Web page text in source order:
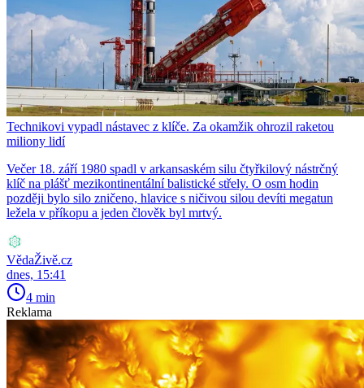
Technikovi vypadl nástavec z klíče. Za okamžik ohrozil raketou
miliony lidí
Večer 18. září 1980 spadl v arkansaském silu čtyřkilový nástrčný
klíč na plášť mezikontinentální balistické střely. O osm hodin
později bylo silo zničeno, hlavice s ničivou silou devíti megatun
ležela v příkopu a jeden člověk byl mrtvý.
VědaŽivě.cz
dnes, 15:41
4 min
Reklama